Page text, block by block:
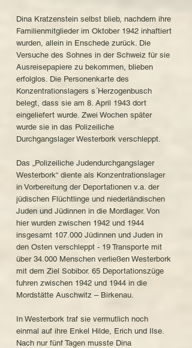
Dina Kratzenstein selbst blieb, nachdem ihre
Familienmitglieder im Oktober 1942 inhaftiert
wurden, allein in Enschede zurück. Die
Versuche des Sohnes in der Schweiz für sie
Ausreisepapiere zu bekommen, blieben
erfolglos. Die Personenkarte des
Konzentrationslagers s´Herzogenbusch
belegt, dass sie am 8. April 1943 dort
eingeliefert wurde. Zwei Wochen später
wurde sie in das Polizeiliche
Durchgangslager Westerbork verschleppt.
Das „Polizeiliche Judendurchgangslager
Westerbork“ diente als Konzentrationslager
in Vorbereitung der Deportationen v.a. der
jüdischen Flüchtlinge und niederländischen
Juden und Jüdinnen in die Mordlager. Von
hier wurden zwischen 1942 und 1944
insgesamt 107.000 Jüdinnen und Juden in
den Osten verschleppt - 19 Transporte mit
über 34.000 Menschen verließen Westerbork
mit dem Ziel Sobibor. 65 Deportationszüge
fuhren zwischen 1942 und 1944 in die
Mordstätte Auschwitz – Birkenau.
In Westerbork traf sie vermutlich noch
einmal auf ihre Enkel Hilde, Erich und Ilse.
Nach nur fünf Tagen musste Dina